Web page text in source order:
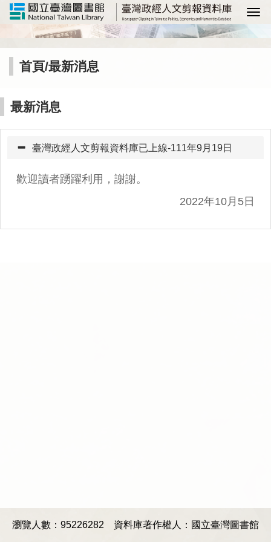
選
首頁/最新消息
最新消息
臺灣政經人文剪報資料庫已上線-111年9月19日
歡迎讀者踴躍利用，謝謝。
2022年10月5日
瀏覽人數：95226282 資料庫著作權人：國立臺灣圖書館